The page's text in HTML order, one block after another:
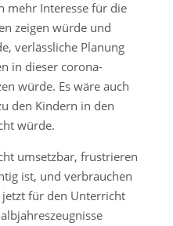
mehr Interesse für die
zeigen würde und
verlässliche Planung
in dieser corona-
würde. Es wäre auch
den Kindern in den
würde.
umsetzbar, frustrieren
ist, und verbrauchen
für den Unterricht